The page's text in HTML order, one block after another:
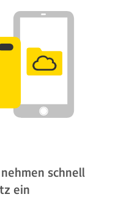
schnell
ein